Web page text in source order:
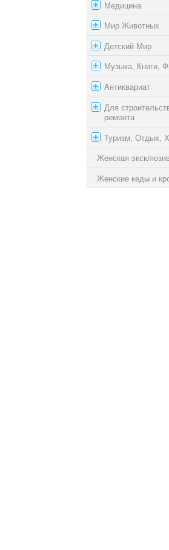
Медицина
Мир Животных
Детский Мир
Музыка, Книги,
Антиквариат
Для
ремонта
Туризм, Отдых,
Женская
Женские кеды и